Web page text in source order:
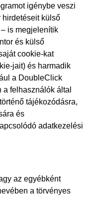
igénybe veszi
hirdetéseit külső
is megjelenítik
és külső
cookie-kat
jait) és harmadik
a DoubleClick
felhasználók által
tájékozódásra,
és
adatkezelési
az egyébként
a törvényes